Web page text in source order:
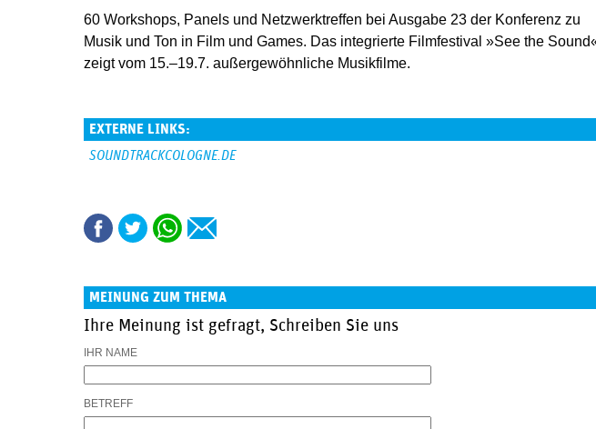
60 Workshops, Panels und Netzwerktreffen bei Ausgabe 23 der Konferenz zu
Musik und Ton in Film und Games. Das integrierte Filmfestival »See the
zeigt vom 15.–19.7. außergewöhnliche Musikfilme.
EXTERNE LINKS:
SOUNDTRACKCOLOGNE.DE
MEINUNG ZUM THEMA
Ihre Meinung ist gefragt, Schreiben Sie uns
IHR NAME
BETREFF